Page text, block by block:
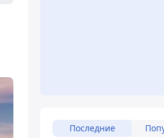
Последние